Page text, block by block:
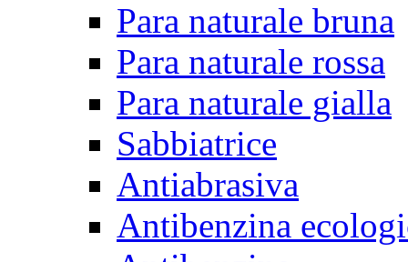
Para naturale bruna
Para naturale rossa
Para naturale gialla
Sabbiatrice
Antiabrasiva
Antibenzina